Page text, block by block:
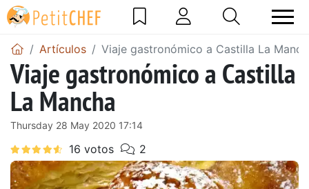
Artículos Viaje gastronómico a Castilla La
Viaje gastronómico a Castilla
La Mancha
Thursday 28 May 2020 17:14